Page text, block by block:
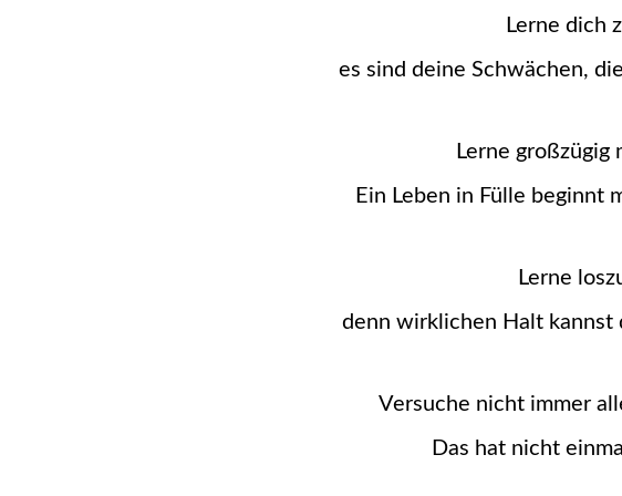
Lerne dich
es sind deine Schwächen,
Lerne großzügig
Ein Leben in Fülle beginnt
Lerne
denn wirklichen Halt kannst
Versuche nicht immer
Das hat nicht